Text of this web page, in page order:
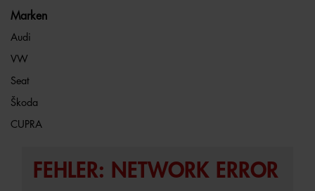
Marken
Audi
VW
Seat
Škoda
CUPRA
FEHLER: NETWORK ERROR